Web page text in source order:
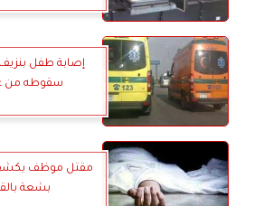
إصابة طفل
سقوطه من
مقتل موظف
بشعة